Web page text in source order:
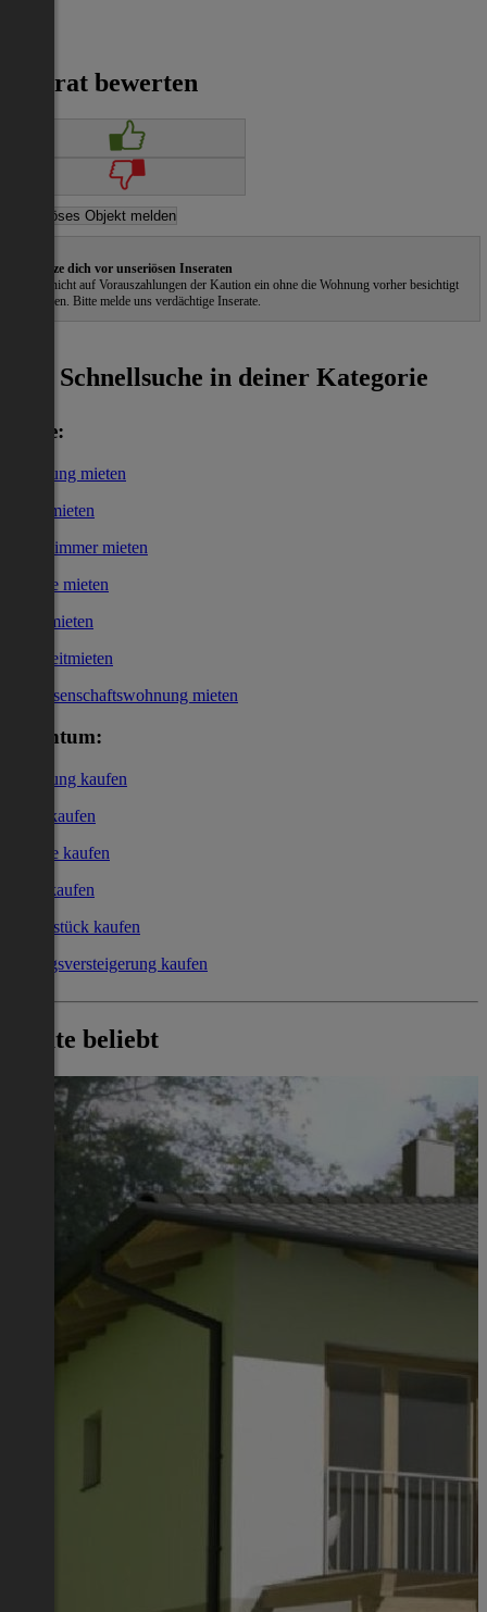
Inserat bewerten
Schütze dich vor unseriösen Inseraten
Gehe nicht auf Vorauszahlungen der Kaution ein ohne die Wohnung vorher besichtigt
zu haben. Bitte melde uns verdächtige Inserate.
Schnellsuche in deiner Kategorie
Miete:
Wohnung mieten
Haus mieten
WG-Zimmer mieten
Garage mieten
Büro mieten
Kurzzeitmieten
Genossenschaftswohnung mieten
Eigentum:
Wohnung kaufen
Haus kaufen
Garage kaufen
Büro kaufen
Grundstück kaufen
Zwangsversteigerung kaufen
Heute beliebt